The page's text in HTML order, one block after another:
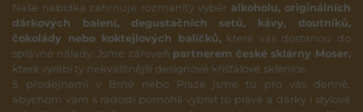
Naše nabídka zahrnuje rozmanitý výběr alkoholu, originálních
dárkových balení, degustačních setů, kávy, doutníků,
čokolády nebo koktejlových balíčků,které vás dostanou do
správné nálady. Jsme zároveň partnerem české sklárny Moser,
která vyrábí ty nekvalitnější designové křišťálové sklenice.
S prodejnami v Brně nebo Praze jsme tu pro vás denně,
abychom vám s radostí pomohli vybrat to pravé a dárky i stylově